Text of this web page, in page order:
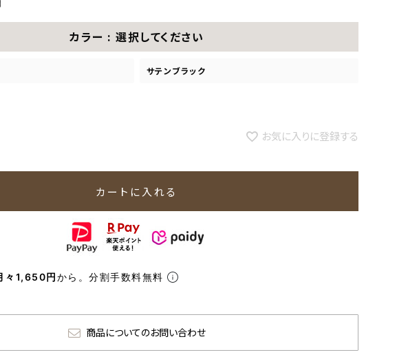
カラー 選択してください
サテンブラック
お気に入りに登録する
カートに入れる
々1,650円から。分割手数料無料
商品についてのお問い合わせ